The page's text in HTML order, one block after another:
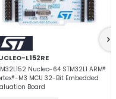
L152RE
Nucleo-64 STM32L1 ARM®
M3 MCU 32-Bit Embedded
Board